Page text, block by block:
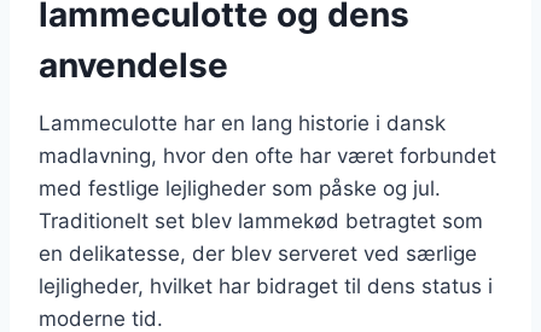
lammeculotte og dens
anvendelse
Lammeculotte har en lang historie i dansk
madlavning, hvor den ofte har været forbundet
med festlige lejligheder som påske og jul.
Traditionelt set blev lammekød betragtet som
en delikatesse, der blev serveret ved særlige
lejligheder, hvilket har bidraget til dens status i
moderne tid.